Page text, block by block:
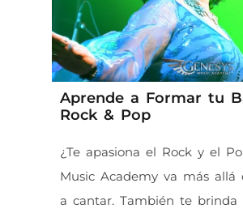
Aprende a Formar tu
Rock & Pop
¿Te apasiona el Rock y el
Music Academy va más allá
a cantar. También te brinda